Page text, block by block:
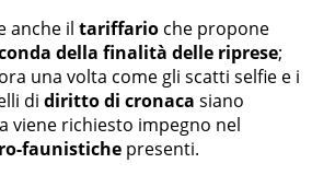
anche il tariffario che propone
della finalità delle riprese;
una volta come gli scatti selfie e i
di diritto di cronaca siano
viene richiesto impegno nel
faunistiche presenti.